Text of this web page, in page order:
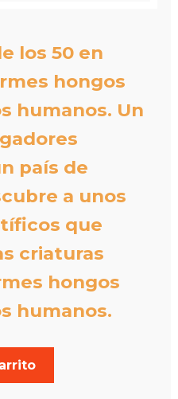
los 50 en
hongos
humanos. Un
país de
a unos
que
criaturas
hongos
humanos.